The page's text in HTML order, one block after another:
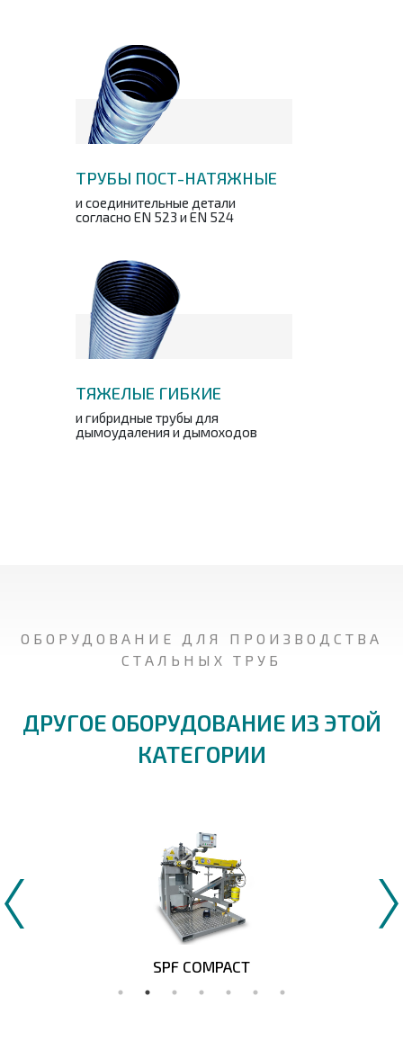
ТРУБЫ ПОСТ-НАТЯЖНЫЕ
и соединительные детали
согласно EN 523 и EN 524
ТЯЖЕЛЫЕ ГИБКИЕ
и гибридные трубы для
дымоудаления и дымоходов
ОБОРУДОВАНИЕ ДЛЯ ПРОИЗВОДСТВА
СТАЛЬНЫХ ТРУБ
ДРУГОЕ ОБОРУДОВАНИЕ ИЗ ЭТОЙ
КАТЕГОРИИ
SPF COMPACT